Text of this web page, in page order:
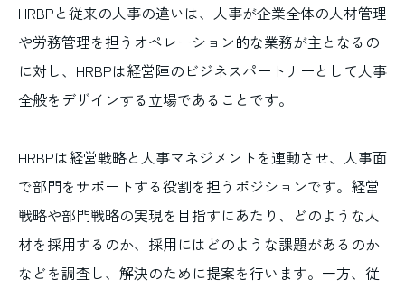
HRBPと従来の人事の違いは、人事が企業全体の人材管理
や労務管理を担うオペレーション的な業務が主となるの
に対し、HRBPは経営陣のビジネスパートナーとして人事
全般をデザインする立場であることです。
HRBPは経営戦略と人事マネジメントを連動させ、人事面
で部門をサポートする役割を担うポジションです。経営
戦略や部門戦略の実現を目指すにあたり、どのような人
材を採用するのか、採用にはどのような課題があるのか
などを調査し、解決のために提案を行います。一方、従